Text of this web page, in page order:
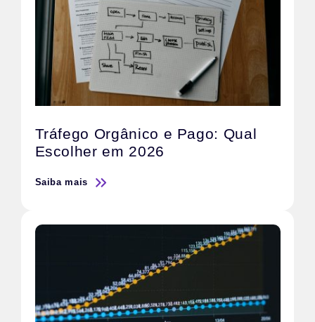
Tráfego Orgânico e Pago: Qual
Escolher em 2026
Saiba mais